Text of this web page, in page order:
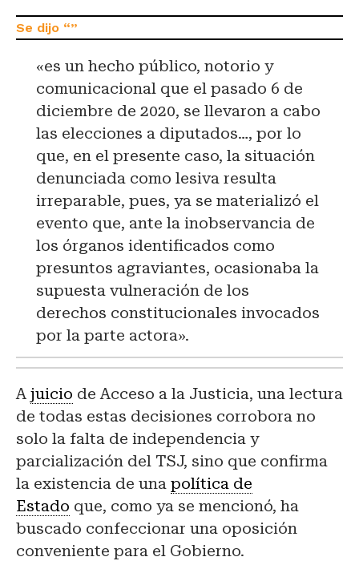
«es un hecho público, notorio y
comunicacional que el pasado 6 de
diciembre de 2020, se llevaron a cabo
las elecciones a diputados…, por lo
que, en el presente caso, la situación
denunciada como lesiva resulta
irreparable, pues, ya se materializó el
evento que, ante la inobservancia de
los órganos identificados como
presuntos agraviantes, ocasionaba la
supuesta vulneración de los
derechos constitucionales invocados
por la parte actora».
A juicio de Acceso a la Justicia, una lectura
de todas estas decisiones corrobora no
solo la falta de independencia y
parcialización del TSJ, sino que confirma
la existencia de una política de
Estado que, como ya se mencionó, ha
buscado confeccionar una oposición
conveniente para el Gobierno.